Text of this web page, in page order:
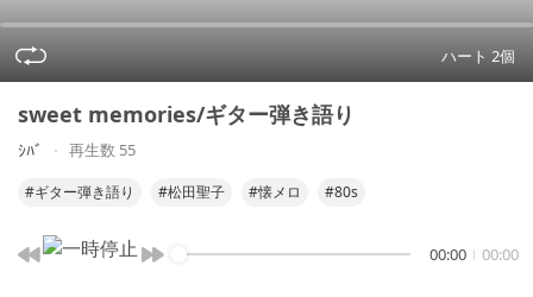
ハート 2個
sweet memories/ギター弾き語り
ｼﾊﾞ 再生数 55
#ギター弾き語り #松田聖子 #懐メロ #80s
00:00 00:00